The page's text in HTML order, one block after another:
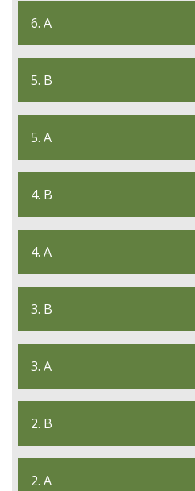
6. A
5. B
5. A
4. B
4. A
3. B
3. A
2. B
2. A